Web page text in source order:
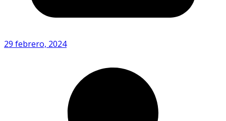
29 febrero, 2024